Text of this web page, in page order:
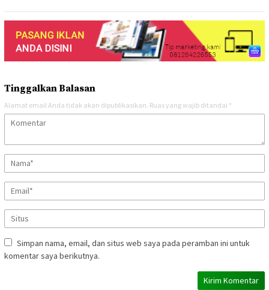
Tinggalkan Balasan
Alamat email Anda tidak akan dipublikasikan. Ruas yang wajib ditandai *
Simpan nama, email, dan situs web saya pada peramban ini untuk
komentar saya berikutnya.